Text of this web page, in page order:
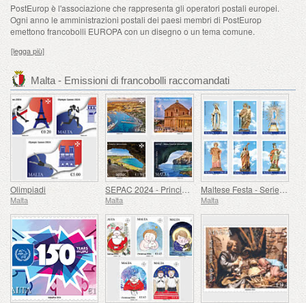
PostEurop è l'associazione che rappresenta gli operatori postali europei.
Ogni anno le amministrazioni postali dei paesi membri di PostEurop
emettono francobolli EUROPA con un disegno o un tema comune.
[legga più]
Malta - Emissioni di francobolli raccomandati
Olimpiadi
Malta
SEPAC 2024 - Principali Attrazioni Turistiche
Malta
Maltese Festa - Series VIII
Malta